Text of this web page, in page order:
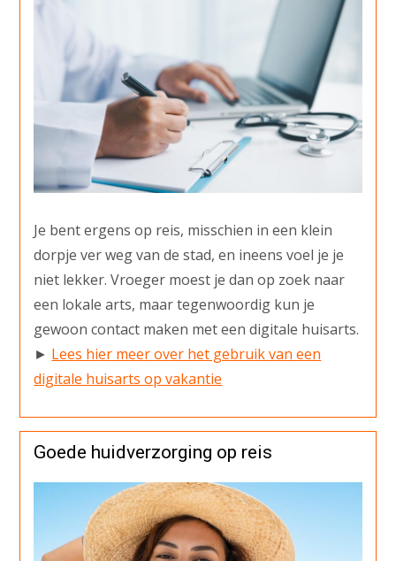
Je bent ergens op reis, misschien in een klein
dorpje ver weg van de stad, en ineens voel je je
niet lekker. Vroeger moest je dan op zoek naar
een lokale arts, maar tegenwoordig kun je
gewoon contact maken met een digitale huisarts.
► Lees hier meer over het gebruik van een
digitale huisarts op vakantie
Goede huidverzorging op reis